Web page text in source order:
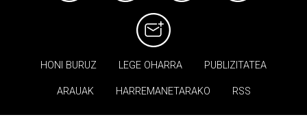
HONI BURUZ LEGE OHARRA PUBLIZITATEA
ARAUAK HARREMANETARAKO RSS